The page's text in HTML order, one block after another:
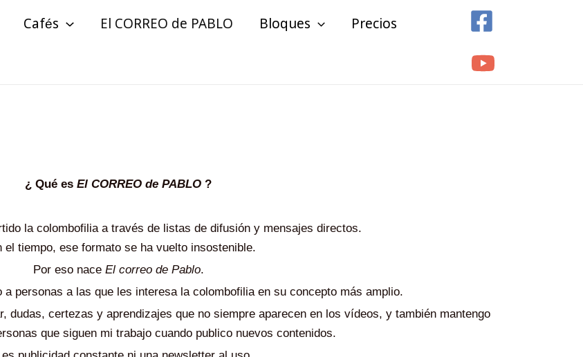
Cafés El CORREO de PABLO Bloques
Precios
¿ Qué es El CORREO de PABLO ?
la colombofilia a través de listas de difusión y mensajes directos.
el tiempo, ese formato se ha vuelto insostenible.
Por eso nace El correo de Pablo.
personas a las que les interesa la colombofilia en su concepto más amplio.
dudas, certezas y aprendizajes que no siempre aparecen en los vídeos, y también mantengo
que siguen mi trabajo cuando publico nuevos contenidos.